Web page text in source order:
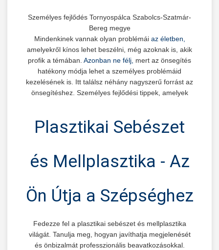
Személyes fejlődés Tornyospálca Szabolcs-Szatmár-
Bereg megye
Mindenkinek vannak olyan problémái az életben,
amelyekről kínos lehet beszélni, még azoknak is, akik
profik a témában. Azonban ne félj, mert az önsegítés
hatékony módja lehet a személyes problémáid
kezelésének is. Itt találsz néhány nagyszerű forrást az
önsegítéshez. Személyes fejlődési tippek, amelyek
Plasztikai Sebészet
és Mellplasztika - Az
Ön Útja a Szépséghez
Fedezze fel a plasztikai sebészet és mellplasztika
világát. Tanulja meg, hogyan javíthatja megjelenését
és önbizalmát professzionális beavatkozásokkal.